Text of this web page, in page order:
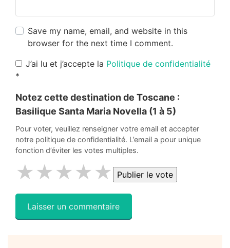
Save my name, email, and website in this
browser for the next time I comment.
J’ai lu et j’accepte la Politique de confidentialité
*
Notez cette destination de Toscane :
Basilique Santa Maria Novella (1 à 5)
Pour voter, veuillez renseigner votre email et accepter
notre politique de confidentialité. L’email a pour unique
fonction d’éviter les votes multiples.
★
★
★
★
★